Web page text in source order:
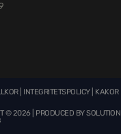
| INTEGRITETSPOLICY| KAKOR
© 2026 | PRODUCED BYSOLUTION